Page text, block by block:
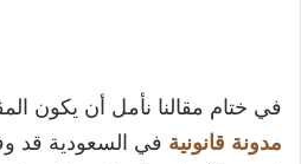
في ختام مقالنا نأمل أن يكون
مدونة قانونية في السعودية قد